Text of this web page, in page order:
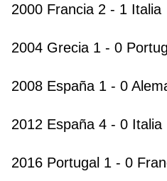
2000 Francia 2 - 1 Italia
2004 Grecia 1 - 0
2008 España 1 - 0
2012 España 4 - 0 Italia
2016 Portugal 1 - 0